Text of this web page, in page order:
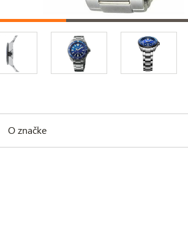
O značke